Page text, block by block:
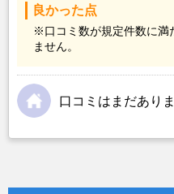
良かった点
※口コミ数が規定件数に満
ません。
口コミはまだあり